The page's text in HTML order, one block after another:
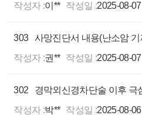
작성자 :이** 작성일 :2025-08-07
303
작성자 :권** 작성일 :2025-08-07
302
작성자 :박** 작성일 :2025-08-06